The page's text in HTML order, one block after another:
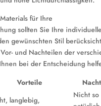
für Ihre
sollten Sie Ihre
gewünschten Stil
und Nachteilen der
bei der Entscheidung
Vorteile
langlebig,
Nicht so